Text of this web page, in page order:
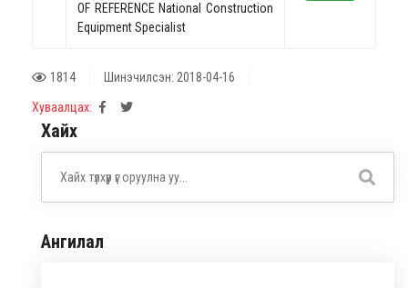
OF REFERENCE National Construction
Equipment Specialist
1814 Шинэчилсэн: 2018-04-16
Хуваалцах:
Хайх
Ангилал